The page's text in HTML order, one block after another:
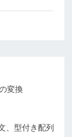
変換
、型付き配列